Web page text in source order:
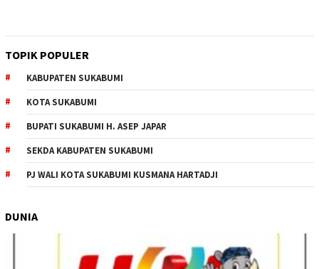
TOPIK POPULER
KABUPATEN SUKABUMI
KOTA SUKABUMI
BUPATI SUKABUMI H. ASEP JAPAR
SEKDA KABUPATEN SUKABUMI
PJ WALI KOTA SUKABUMI KUSMANA HARTADJI
DUNIA